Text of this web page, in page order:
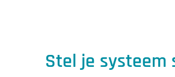
Stel je systeem